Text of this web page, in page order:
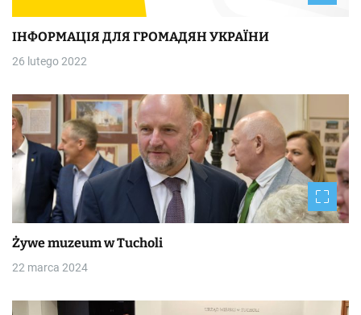
ІНФОРМАЦІЯ ДЛЯ ГРОМАДЯН УКРАЇНИ
26 lutego 2022
Żywe muzeum w Tucholi
22 marca 2024